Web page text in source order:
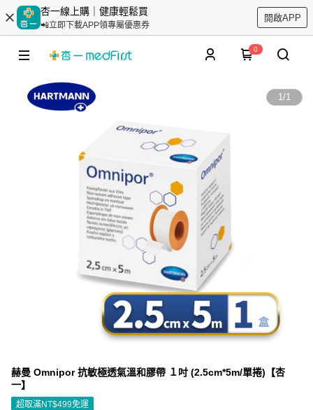
杏一線上購｜健康輕鬆買
📲立即下載APP領專屬優惠券
開啟APP
0
1/1
赫曼 Omnipor 抗敏極透氣溫和膠帶 １吋 (2.5cm*5m/單捲)【杏
一】
超取滿NT$499免運